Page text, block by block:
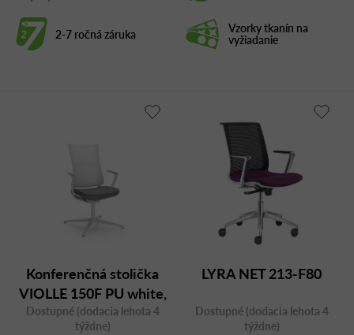
2-7 ročná záruka Vzorky tkanín na
vyžiadanie
Konferenčná stolička
VIOLLE 150F PU white,
otočná
Dostupné (dodacia lehota 4
týždne)
LYRA NET 213-F80
Dostupné (dodacia lehota 4
týždne)